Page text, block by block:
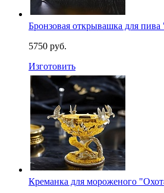
Бронзовая открывашка для
5750 руб.
Изготовить
Креманка для мороженого